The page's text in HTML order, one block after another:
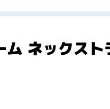
ム ネックスト